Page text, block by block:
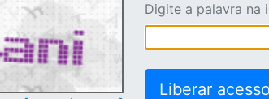
Digite a palavra na